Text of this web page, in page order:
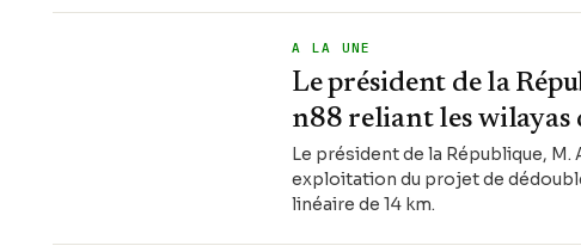
A LA UNE
Le président de la
n88 reliant les wilayas
Le président de la République,
exploitation du projet de
linéaire de 14 km.